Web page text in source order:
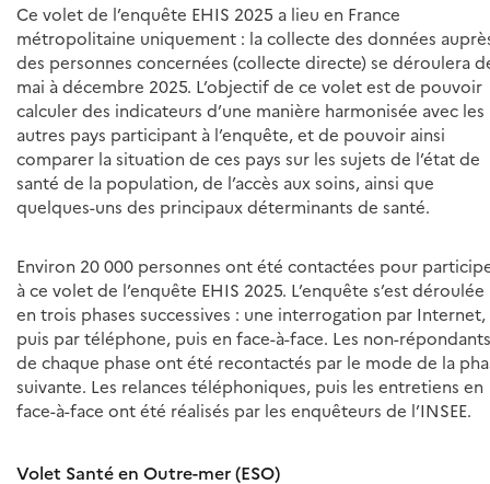
Ce volet de l’enquête EHIS 2025 a lieu en France
métropolitaine uniquement : la collecte des données
des personnes concernées (collecte directe) se déroulera
mai à décembre 2025. L’objectif de ce volet est de pouvoir
calculer des indicateurs d’une manière harmonisée avec les
autres pays participant à l’enquête, et de pouvoir ainsi
comparer la situation de ces pays sur les sujets de l’état de
santé de la population, de l’accès aux soins, ainsi que
quelques-uns des principaux déterminants de santé.
Environ 20 000 personnes ont été contactées pour
à ce volet de l’enquête EHIS 2025. L’enquête s’est déroulée
en trois phases successives : une interrogation par Internet,
puis par téléphone, puis en face-à-face. Les non-répondants
de chaque phase ont été recontactés par le mode de la
suivante. Les relances téléphoniques, puis les entretiens en
face-à-face ont été réalisés par les enquêteurs de l’INSEE.
Volet Santé en Outre-mer (ESO)